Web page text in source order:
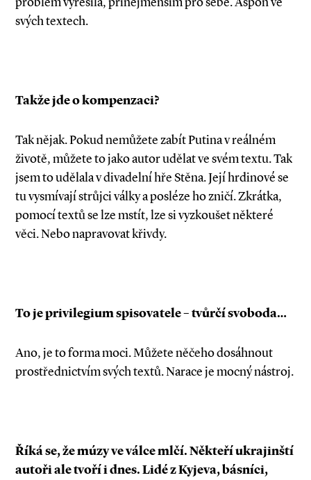
svých textech.
Takže jde o kompenzaci?
Tak nějak. Pokud nemůžete zabít Putina v reálném
životě, můžete to jako autor udělat ve svém textu. Tak
jsem to udělala v divadelní hře Stěna. Její hrdinové se
tu vysmívají strůjci války a posléze ho zničí. Zkrátka,
pomocí textů se lze mstít, lze si vyzkoušet některé
věci. Nebo napravovat křivdy.
To je privilegium spisovatele – tvůrčí svoboda…
Ano, je to forma moci. Můžete něčeho dosáhnout
prostřednictvím svých textů. Narace je mocný nástroj.
Říká se, že múzy ve válce mlčí. Někteří ukrajinští
autoři ale tvoří i dnes. Lidé z Kyjeva, básníci,